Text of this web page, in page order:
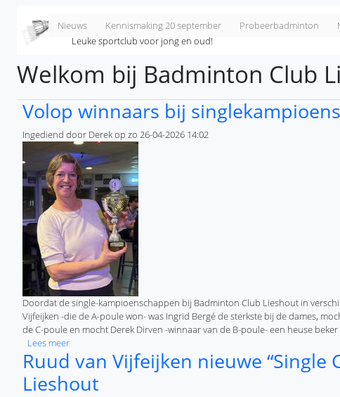
Badminton Club Lieshout
Leuke sportclub voor jong en oud!
Nieuws Kennismaking 20 september Probeerbadminton
Welkom bij Badminton Club
Volop winnaars bij
Ingediend door Derekop zo 26-04-2026 14:02
Doordat de single-kampioenschappen bij Badminton Club Lieshout in
Vijfeijken -die de A-poule won- was Ingrid Bergé de sterkste bij de dames,
de C-poule en mocht Derek Dirven -winnaar van de B-poule- een heuse
Lees meerover Volop winnaars bij singlekampioenschappen bij Badminton
Ruud van Vijfeijken nieuwe
Lieshout